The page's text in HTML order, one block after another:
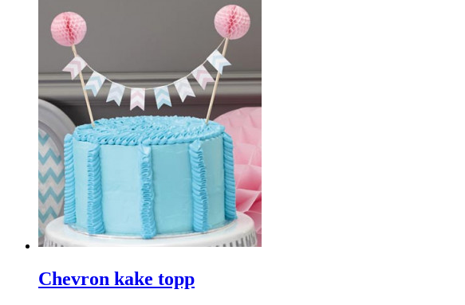
Chevron kake topp